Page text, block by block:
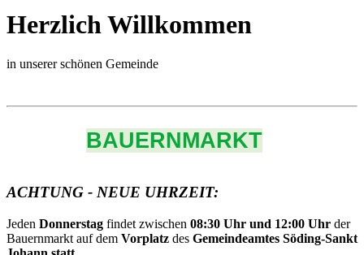
Herzlich Willkommen
in unserer schönen Gemeinde
BAUERNMARKT
ACHTUNG - NEUE UHRZEIT:
Jeden Donnerstag findet zwischen 08:30 Uhr und 12:00 Uhr der
Bauernmarkt auf dem Vorplatz des Gemeindeamtes Söding-Sankt